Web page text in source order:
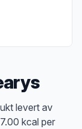
levert av
kcal per